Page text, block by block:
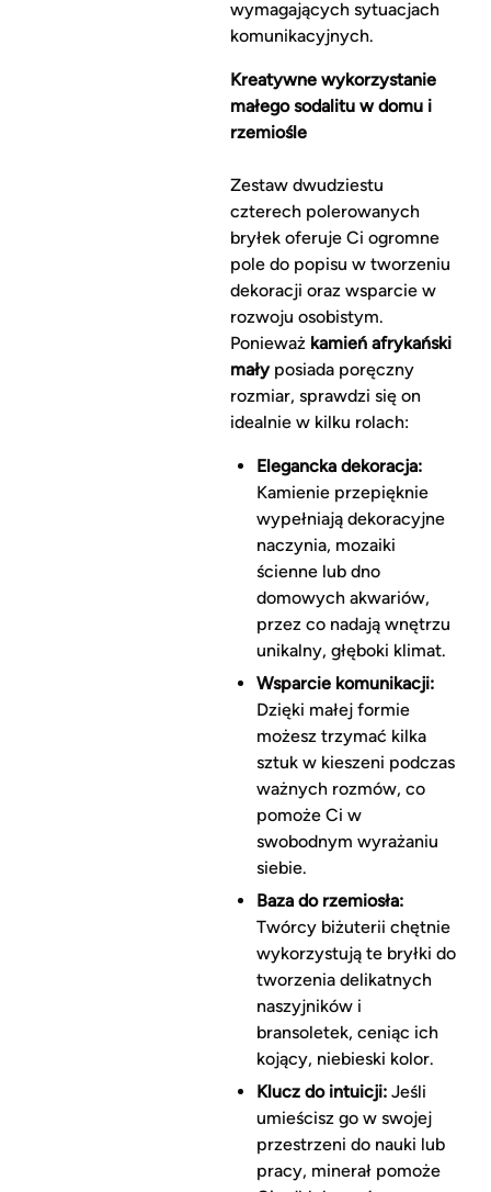
wymagających sytuacjach
komunikacyjnych.
Kreatywne wykorzystanie
małego sodalitu w domu i
rzemiośle
Zestaw dwudziestu
czterech polerowanych
bryłek oferuje Ci ogromne
pole do popisu w tworzeniu
dekoracji oraz wsparcie w
rozwoju osobistym.
Ponieważ kamień afrykański
małyposiada poręczny
rozmiar, sprawdzi się on
idealnie w kilku rolach:
Elegancka dekoracja:
Kamienie przepięknie
wypełniają dekoracyjne
naczynia, mozaiki
ścienne lub dno
domowych akwariów,
przez co nadają wnętrzu
unikalny, głęboki klimat.
Wsparcie komunikacji:
Dzięki małej formie
możesz trzymać kilka
sztuk w kieszeni podczas
ważnych rozmów, co
pomoże Ci w
swobodnym wyrażaniu
siebie.
Baza do rzemiosła:
Twórcy biżuterii chętnie
wykorzystują te bryłki do
tworzenia delikatnych
naszyjników i
bransoletek, ceniąc ich
kojący, niebieski kolor.
Klucz do intuicji:Jeśli
umieścisz go w swojej
przestrzeni do nauki lub
pracy, minerał pomoże